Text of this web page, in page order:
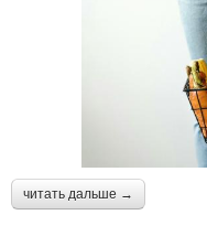
читать дальше →